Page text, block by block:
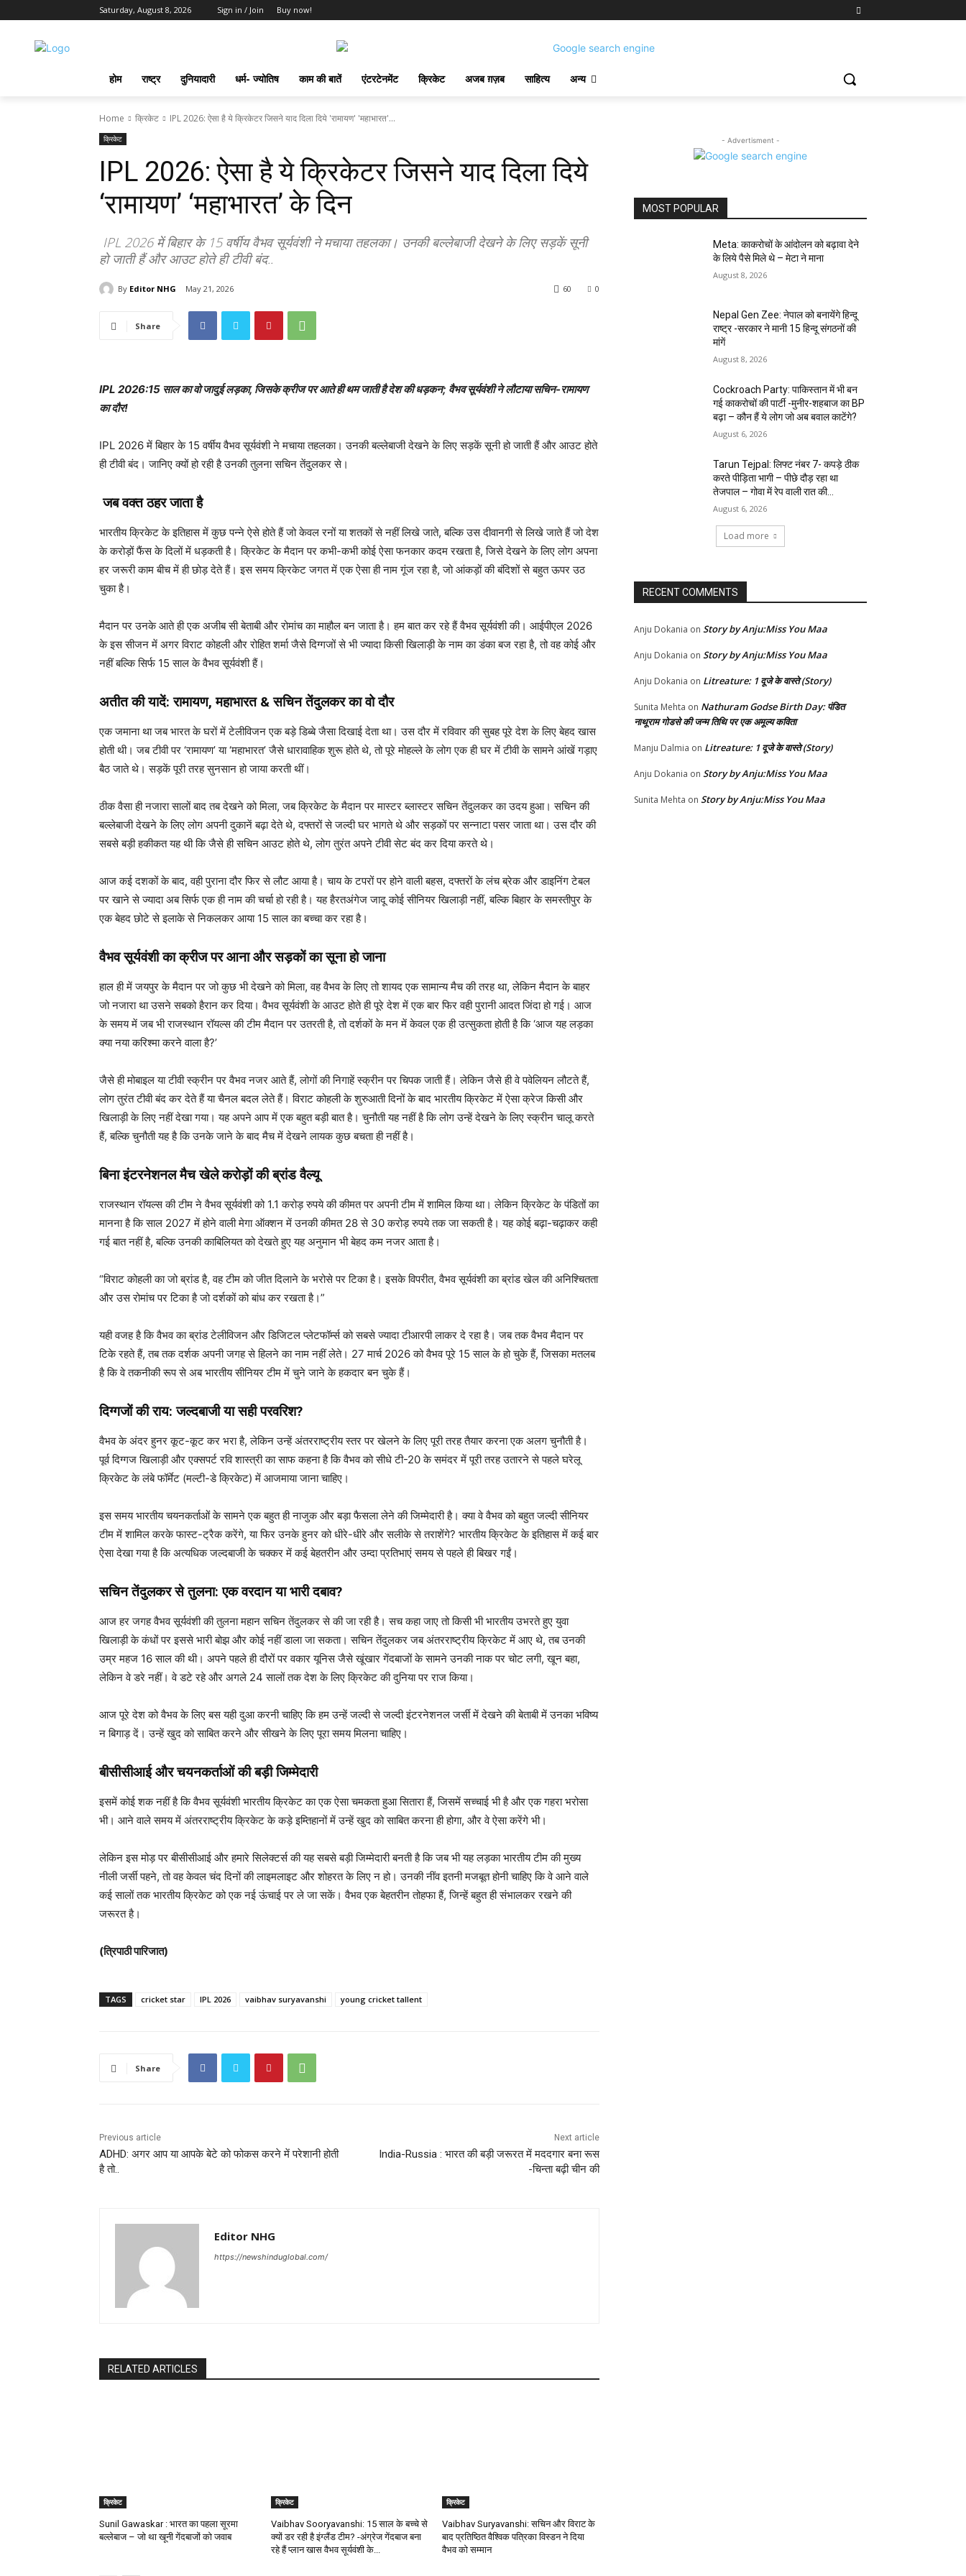
Saturday, August 8, 2026 Sign in / Join Buy now!
होम राष्ट्र दुनियादारी धर्म- ज्योतिष काम की बातें एंटरटेनमेंट क्रिकेट अजब ग़ज़ब साहित्य अन्य
Home क्रिकेट IPL 2026: ऐसा है ये क्रिकेटर जिसने याद दिला दिये 'रामायण' 'महाभारत'...
क्रिकेट
IPL 2026: ऐसा है ये क्रिकेटर जिसने याद दिला दिये
‘रामायण’ ‘महाभारत’ के दिन
IPL 2026 में बिहार के 15 वर्षीय वैभव सूर्यवंशी ने मचाया तहलका। उनकी बल्लेबाजी देखने के लिए सड़कें सूनी
हो जाती हैं और आउट होते ही टीवी बंद..
By Editor NHG May 21, 2026 0
60
Share
IPL 2026:15 साल का वो जादुई लड़का, जिसके क्रीज पर आते ही थम जाती है देश की धड़कन; वैभव सूर्यवंशी ने लौटाया सचिन-रामायण
का दौर!
IPL 2026 में बिहार के 15 वर्षीय वैभव सूर्यवंशी ने मचाया तहलका। उनकी बल्लेबाजी देखने के लिए सड़कें सूनी हो जाती हैं और आउट होते
ही टीवी बंद। जानिए क्यों हो रही है उनकी तुलना सचिन तेंदुलकर से।
जब वक्त ठहर जाता है
भारतीय क्रिकेट के इतिहास में कुछ पन्ने ऐसे होते हैं जो केवल रनों या शतकों से नहीं लिखे जाते, बल्कि उस दीवानगी से लिखे जाते हैं जो देश
के करोड़ों फैंस के दिलों में धड़कती है। क्रिकेट के मैदान पर कभी-कभी कोई ऐसा फनकार कदम रखता है, जिसे देखने के लिए लोग अपना
हर जरूरी काम बीच में ही छोड़ देते हैं। इस समय क्रिकेट जगत में एक ऐसा ही नाम गूंज रहा है, जो आंकड़ों की बंदिशों से बहुत ऊपर उठ
चुका है।
मैदान पर उनके आते ही एक अजीब सी बेताबी और रोमांच का माहौल बन जाता है। हम बात कर रहे हैं वैभव सूर्यवंशी की। आईपीएल 2026
के इस सीजन में अगर विराट कोहली और रोहित शर्मा जैसे दिग्गजों से भी ज्यादा किसी खिलाड़ी के नाम का डंका बज रहा है, तो वह कोई और
नहीं बल्कि सिर्फ 15 साल के वैभव सूर्यवंशी हैं।
अतीत की यादें: रामायण, महाभारत & सचिन तेंदुलकर का वो दौर
एक जमाना था जब भारत के घरों में टेलीविजन एक बड़े डिब्बे जैसा दिखाई देता था। उस दौर में रविवार की सुबह पूरे देश के लिए बेहद खास
होती थी। जब टीवी पर ‘रामायण’ या ‘महाभारत’ जैसे धारावाहिक शुरू होते थे, तो पूरे मोहल्ले के लोग एक ही घर में टीवी के सामने आंखें गड़ाए
बैठ जाते थे। सड़कें पूरी तरह सुनसान हो जाया करती थीं।
ठीक वैसा ही नजारा सालों बाद तब देखने को मिला, जब क्रिकेट के मैदान पर मास्टर ब्लास्टर सचिन तेंदुलकर का उदय हुआ। सचिन की
बल्लेबाजी देखने के लिए लोग अपनी दुकानें बढ़ा देते थे, दफ्तरों से जल्दी घर भागते थे और सड़कों पर सन्नाटा पसर जाता था। उस दौर की
सबसे बड़ी हकीकत यह थी कि जैसे ही सचिन आउट होते थे, लोग तुरंत अपने टीवी सेट बंद कर दिया करते थे।
आज कई दशकों के बाद, वही पुराना दौर फिर से लौट आया है। चाय के टपरों पर होने वाली बहस, दफ्तरों के लंच ब्रेक और डाइनिंग टेबल
पर खाने से ज्यादा अब सिर्फ एक ही नाम की चर्चा हो रही है। यह हैरतअंगेज जादू कोई सीनियर खिलाड़ी नहीं, बल्कि बिहार के समस्तीपुर के
एक बेहद छोटे से इलाके से निकलकर आया 15 साल का बच्चा कर रहा है।
वैभव सूर्यवंशी का क्रीज पर आना और सड़कों का सूना हो जाना
हाल ही में जयपुर के मैदान पर जो कुछ भी देखने को मिला, वह वैभव के लिए तो शायद एक सामान्य मैच की तरह था, लेकिन मैदान के बाहर
जो नजारा था उसने सबको हैरान कर दिया। वैभव सूर्यवंशी के आउट होते ही पूरे देश में एक बार फिर वही पुरानी आदत जिंदा हो गई। आज
के समय में जब भी राजस्थान रॉयल्स की टीम मैदान पर उतरती है, तो दर्शकों के मन में केवल एक ही उत्सुकता होती है कि ‘आज यह लड़का
क्या नया करिश्मा करने वाला है?’
जैसे ही मोबाइल या टीवी स्क्रीन पर वैभव नजर आते हैं, लोगों की निगाहें स्क्रीन पर चिपक जाती हैं। लेकिन जैसे ही वे पवेलियन लौटते हैं,
लोग तुरंत टीवी बंद कर देते हैं या चैनल बदल लेते हैं। विराट कोहली के शुरुआती दिनों के बाद भारतीय क्रिकेट में ऐसा क्रेज किसी और
खिलाड़ी के लिए नहीं देखा गया। यह अपने आप में एक बहुत बड़ी बात है। चुनौती यह नहीं है कि लोग उन्हें देखने के लिए स्क्रीन चालू करते
हैं, बल्कि चुनौती यह है कि उनके जाने के बाद मैच में देखने लायक कुछ बचता ही नहीं है।
बिना इंटरनेशनल मैच खेले करोड़ों की ब्रांड वैल्यू
राजस्थान रॉयल्स की टीम ने वैभव सूर्यवंशी को 1.1 करोड़ रुपये की कीमत पर अपनी टीम में शामिल किया था। लेकिन क्रिकेट के पंडितों का
मानना है कि साल 2027 में होने वाली मेगा ऑक्शन में उनकी कीमत 28 से 30 करोड़ रुपये तक जा सकती है। यह कोई बढ़ा-चढ़ाकर कही
गई बात नहीं है, बल्कि उनकी काबिलियत को देखते हुए यह अनुमान भी बेहद कम नजर आता है।
“विराट कोहली का जो ब्रांड है, वह टीम को जीत दिलाने के भरोसे पर टिका है। इसके विपरीत, वैभव सूर्यवंशी का ब्रांड खेल की अनिश्चितता
और उस रोमांच पर टिका है जो दर्शकों को बांध कर रखता है।”
यही वजह है कि वैभव का ब्रांड टेलीविजन और डिजिटल प्लेटफॉर्म्स को सबसे ज्यादा टीआरपी लाकर दे रहा है। जब तक वैभव मैदान पर
टिके रहते हैं, तब तक दर्शक अपनी जगह से हिलने का नाम नहीं लेते। 27 मार्च 2026 को वैभव पूरे 15 साल के हो चुके हैं, जिसका मतलब
है कि वे तकनीकी रूप से अब भारतीय सीनियर टीम में चुने जाने के हकदार बन चुके हैं।
दिग्गजों की राय: जल्दबाजी या सही परवरिश?
वैभव के अंदर हुनर कूट-कूट कर भरा है, लेकिन उन्हें अंतरराष्ट्रीय स्तर पर खेलने के लिए पूरी तरह तैयार करना एक अलग चुनौती है।
पूर्व दिग्गज खिलाड़ी और एक्सपर्ट रवि शास्त्री का साफ कहना है कि वैभव को सीधे टी-20 के समंदर में पूरी तरह उतारने से पहले घरेलू
क्रिकेट के लंबे फॉर्मेट (मल्टी-डे क्रिकेट) में आजमाया जाना चाहिए।
इस समय भारतीय चयनकर्ताओं के सामने एक बहुत ही नाजुक और बड़ा फैसला लेने की जिम्मेदारी है। क्या वे वैभव को बहुत जल्दी सीनियर
टीम में शामिल करके फास्ट-ट्रैक करेंगे, या फिर उनके हुनर को धीरे-धीरे और सलीके से तराशेंगे? भारतीय क्रिकेट के इतिहास में कई बार
ऐसा देखा गया है कि अत्यधिक जल्दबाजी के चक्कर में कई बेहतरीन और उम्दा प्रतिभाएं समय से पहले ही बिखर गईं।
सचिन तेंदुलकर से तुलना: एक वरदान या भारी दबाव?
आज हर जगह वैभव सूर्यवंशी की तुलना महान सचिन तेंदुलकर से की जा रही है। सच कहा जाए तो किसी भी भारतीय उभरते हुए युवा
खिलाड़ी के कंधों पर इससे भारी बोझ और कोई नहीं डाला जा सकता। सचिन तेंदुलकर जब अंतरराष्ट्रीय क्रिकेट में आए थे, तब उनकी
उम्र महज 16 साल की थी। अपने पहले ही दौरों पर वकार यूनिस जैसे खूंखार गेंदबाजों के सामने उनकी नाक पर चोट लगी, खून बहा,
लेकिन वे डरे नहीं। वे डटे रहे और अगले 24 सालों तक देश के लिए क्रिकेट की दुनिया पर राज किया।
आज पूरे देश को वैभव के लिए बस यही दुआ करनी चाहिए कि हम उन्हें जल्दी से जल्दी इंटरनेशनल जर्सी में देखने की बेताबी में उनका भविष्य
न बिगाड़ दें। उन्हें खुद को साबित करने और सीखने के लिए पूरा समय मिलना चाहिए।
बीसीसीआई और चयनकर्ताओं की बड़ी जिम्मेदारी
इसमें कोई शक नहीं है कि वैभव सूर्यवंशी भारतीय क्रिकेट का एक ऐसा चमकता हुआ सितारा हैं, जिसमें सच्चाई भी है और एक गहरा भरोसा
भी। आने वाले समय में अंतरराष्ट्रीय क्रिकेट के कड़े इम्तिहानों में उन्हें खुद को साबित करना ही होगा, और वे ऐसा करेंगे भी।
लेकिन इस मोड़ पर बीसीसीआई और हमारे सिलेक्टर्स की यह सबसे बड़ी जिम्मेदारी बनती है कि जब भी यह लड़का भारतीय टीम की मुख्य
नीली जर्सी पहने, तो वह केवल चंद दिनों की लाइमलाइट और शोहरत के लिए न हो। उनकी नींव इतनी मजबूत होनी चाहिए कि वे आने वाले
कई सालों तक भारतीय क्रिकेट को एक नई ऊंचाई पर ले जा सकें। वैभव एक बेहतरीन तोहफा हैं, जिन्हें बहुत ही संभालकर रखने की
जरूरत है।
(त्रिपाठी पारिजात)
TAGS cricket star IPL 2026 vaibhav suryavanshi young cricket tallent
Share
Previous article
ADHD: अगर आप या आपके बेटे को फोकस करने में परेशानी होती
है तो..
Next article
India-Russia : भारत की बड़ी जरूरत में मददगार बना रूस
-चिन्ता बढ़ी चीन की
Editor NHG
https://newshinduglobal.com/
RELATED ARTICLES
क्रिकेट
Sunil Gawaskar : भारत का पहला सूरमा
बल्लेबाज – जो था खूनी गेंदबाजों को जवाब
क्रिकेट
Vaibhav Sooryavanshi: 15 साल के बच्चे से
क्यों डर रही है इंग्लैंड टीम? -अंग्रेज गेंदबाज बना
रहे हैं प्लान खास वैभव सूर्यवंशी के...
क्रिकेट
Vaibhav Suryavanshi: सचिन और विराट के
बाद प्रतिष्ठित वैश्विक पत्रिका विस्डन ने दिया
वैभव को सम्मान
- Advertisment -
MOST POPULAR
Meta: काकरोचों के आंदोलन को बढ़ावा देने
के लिये पैसे मिले थे – मेटा ने माना
August 8, 2026
Nepal Gen Zee: नेपाल को बनायेंगे हिन्दू
राष्ट्र -सरकार ने मानी 15 हिन्दू संगठनों की
मांगें
August 8, 2026
Cockroach Party: पाकिस्तान में भी बन
गई काकरोचों की पार्टी -मुनीर-शहबाज का BP
बढ़ा – कौन हैं ये लोग जो अब बवाल काटेंगे?
August 6, 2026
Tarun Tejpal: लिफ्ट नंबर 7- कपड़े ठीक
करते पीड़िता भागी – पीछे दौड़ रहा था
तेजपाल – गोवा में रेप वाली रात की...
August 6, 2026
Load more
RECENT COMMENTS
Anju Dokania on Story by Anju:Miss You Maa
Anju Dokania on Story by Anju:Miss You Maa
Anju Dokania on Litreature: 1 दूजे के वास्ते (Story)
Sunita Mehta on Nathuram Godse Birth Day: पंडित
नाथूराम गोडसे की जन्म तिथि पर एक अमूल्य कविता
Manju Dalmia on Litreature: 1 दूजे के वास्ते (Story)
Anju Dokania on Story by Anju:Miss You Maa
Sunita Mehta on Story by Anju:Miss You Maa